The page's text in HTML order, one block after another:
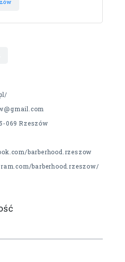
069 Rzeszów
barberhood.rzeszow
barberhood.rzeszow/